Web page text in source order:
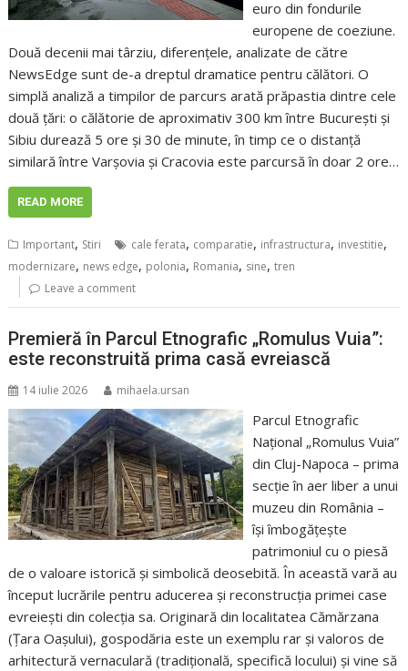
euro din fondurile
europene de coeziune.
Două decenii mai târziu, diferențele, analizate de către
NewsEdge sunt de-a dreptul dramatice pentru călători. O
simplă analiză a timpilor de parcurs arată prăpastia dintre cele
două țări: o călătorie de aproximativ 300 km între București și
Sibiu durează 5 ore și 30 de minute, în timp ce o distanță
similară între Varșovia și Cracovia este parcursă în doar 2 ore…
READ MORE
Important, Stiri cale ferata, comparatie, infrastructura, investitie,
modernizare, news edge, polonia, Romania, sine,tren
Leave a comment
Premieră în Parcul Etnografic „Romulus Vuia”:
este reconstruită prima casă evreiască
14 iulie 2026 mihaela.ursan
Parcul Etnografic
Național „Romulus Vuia”
din Cluj-Napoca – prima
secție în aer liber a unui
muzeu din România –
își îmbogățește
patrimoniul cu o piesă
de o valoare istorică și simbolică deosebită. În această vară au
început lucrările pentru aducerea și reconstrucția primei case
evreiești din colecția sa. Originară din localitatea Cămărzana
(Țara Oașului), gospodăria este un exemplu rar și valoros de
arhitectură vernaculară (tradițională, specifică locului) și vine să